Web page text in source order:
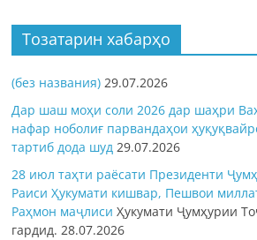
Тозатарин хабарҳо
(без названия) 29.07.2026
Дар шаш моҳи соли 2026 дар шаҳри
нафар ноболиғ парвандаҳои
тартиб дода шуд 29.07.2026
28 июл таҳти раёсати Президенти
Раиси Ҳукумати кишвар, Пешвои
Раҳмон маҷлисиҲукумати Ҷумҳурии
гардид.28.07.2026